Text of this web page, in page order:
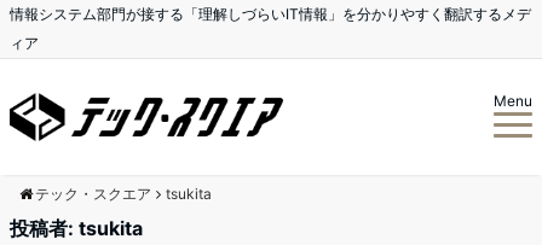
情報システム部門が接する「理解しづらいIT情報」を分かりやすく翻訳するメデ
ィア
Menu
テック・スクエア tsukita
投稿者: tsukita